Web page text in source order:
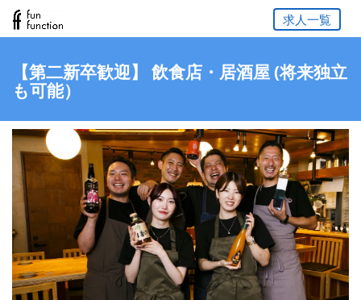
求人一覧
【第二新卒歓迎】 飲食店・居酒屋 (将来独立
も可能）